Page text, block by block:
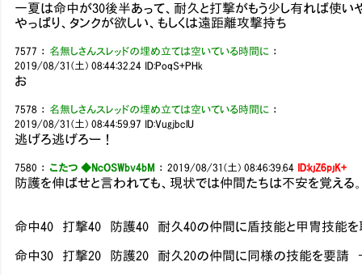
一夏は命中が30後半あって、耐久と打撃がもう少し有れば使い
やっぱり、タンクが欲しい、もしくは遠距離攻撃持ち
7577 ： 名無しさんスレッドの埋め立ては空いている時間に ：
2019/08/31(土) 08:44:32.24 ID:PoqS+PHk
お
7578 ： 名無しさんスレッドの埋め立ては空いている時間に ：
2019/08/31(土) 08:44:59.97 ID:VugjbclU
逃げろ逃げろー！
7580 ： こたつ ◆NcOSWbv4bM ：2019/08/31(土) 08:46:39.64 ID:kjZ6pjK+
防護を伸ばせと言われても、現状では仲間たちは不安を覚える
命中40 打撃40 防護40 耐久40の仲間に盾技能と甲冑技能を
命中30 打撃20 防護20 耐久20の仲間に同様の技能を要請 →